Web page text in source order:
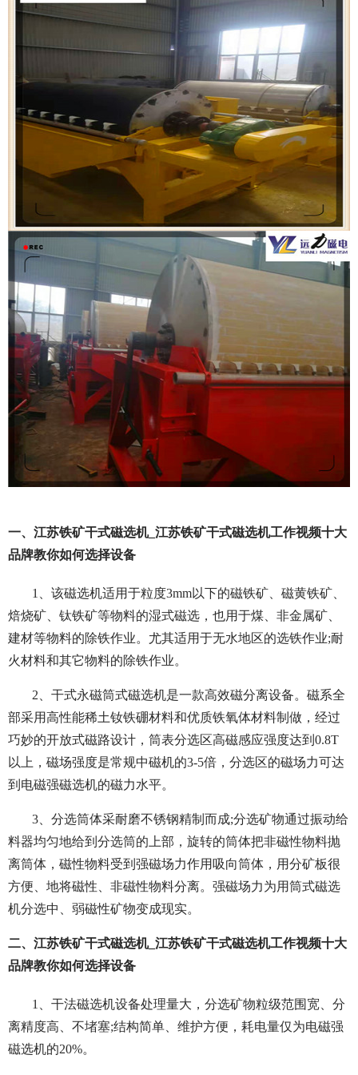
一、江苏铁矿干式磁选机_江苏铁矿干式磁选机工作视频十大
品牌教你如何选择设备
1、该磁选机适用于粒度3mm以下的磁铁矿、磁黄铁矿、
焙烧矿、钛铁矿等物料的湿式磁选，也用于煤、非金属矿、
建材等物料的除铁作业。尤其适用于无水地区的选铁作业;耐
火材料和其它物料的除铁作业。
2、干式永磁筒式磁选机是一款高效磁分离设备。磁系全
部采用高性能稀土钕铁硼材料和优质铁氧体材料制做，经过
巧妙的开放式磁路设计，筒表分选区高磁感应强度达到0.8T
以上，磁场强度是常规中磁机的3-5倍，分选区的磁场力可达
到电磁强磁选机的磁力水平。
3、分选筒体采耐磨不锈钢精制而成;分选矿物通过振动给
料器均匀地给到分选筒的上部，旋转的筒体把非磁性物料抛
离筒体，磁性物料受到强磁场力作用吸向筒体，用分矿板很
方便、地将磁性、非磁性物料分离。强磁场力为用筒式磁选
机分选中、弱磁性矿物变成现实。
二、江苏铁矿干式磁选机_江苏铁矿干式磁选机工作视频十大
品牌教你如何选择设备
1、干法磁选机设备处理量大，分选矿物粒级范围宽、分
离精度高、不堵塞;结构简单、维护方便，耗电量仅为电磁强
磁选机的20%。